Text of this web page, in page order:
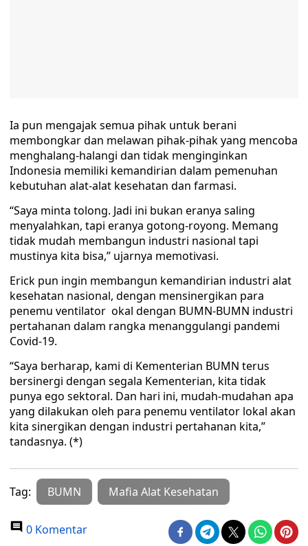
Ia pun mengajak semua pihak untuk berani
membongkar dan melawan pihak-pihak yang mencoba
menghalang-halangi dan tidak menginginkan
Indonesia memiliki kemandirian dalam pemenuhan
kebutuhan alat-alat kesehatan dan farmasi.
“Saya minta tolong. Jadi ini bukan eranya saling
menyalahkan, tapi eranya gotong-royong. Memang
tidak mudah membangun industri nasional tapi
mustinya kita bisa,” ujarnya memotivasi.
Erick pun ingin membangun kemandirian industri alat
kesehatan nasional, dengan mensinergikan para
penemu ventilator okal dengan BUMN-BUMN industri
pertahanan dalam rangka menanggulangi pandemi
Covid-19.
“Saya berharap, kami di Kementerian BUMN terus
bersinergi dengan segala Kementerian, kita tidak
punya ego sektoral. Dan hari ini, mudah-mudahan apa
yang dilakukan oleh para penemu ventilator lokal akan
kita sinergikan dengan industri pertahanan kita,”
tandasnya. (*)
Tag: BUMN Mafia Alat Kesehatan
0 Komentar